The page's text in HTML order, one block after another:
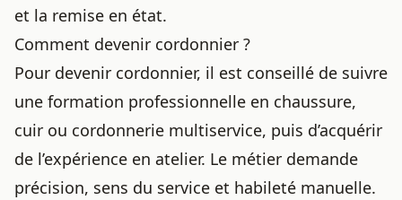
et la remise en état.
Comment devenir cordonnier ?
Pour devenir cordonnier, il est conseillé de suivre
une formation professionnelle en chaussure,
cuir ou cordonnerie multiservice, puis d’acquérir
de l’expérience en atelier. Le métier demande
précision, sens du service et habileté manuelle.